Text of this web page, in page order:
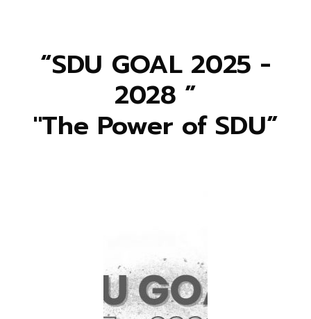
“SDU GOAL 2025 -
2028 ”
"The Power of SDU”